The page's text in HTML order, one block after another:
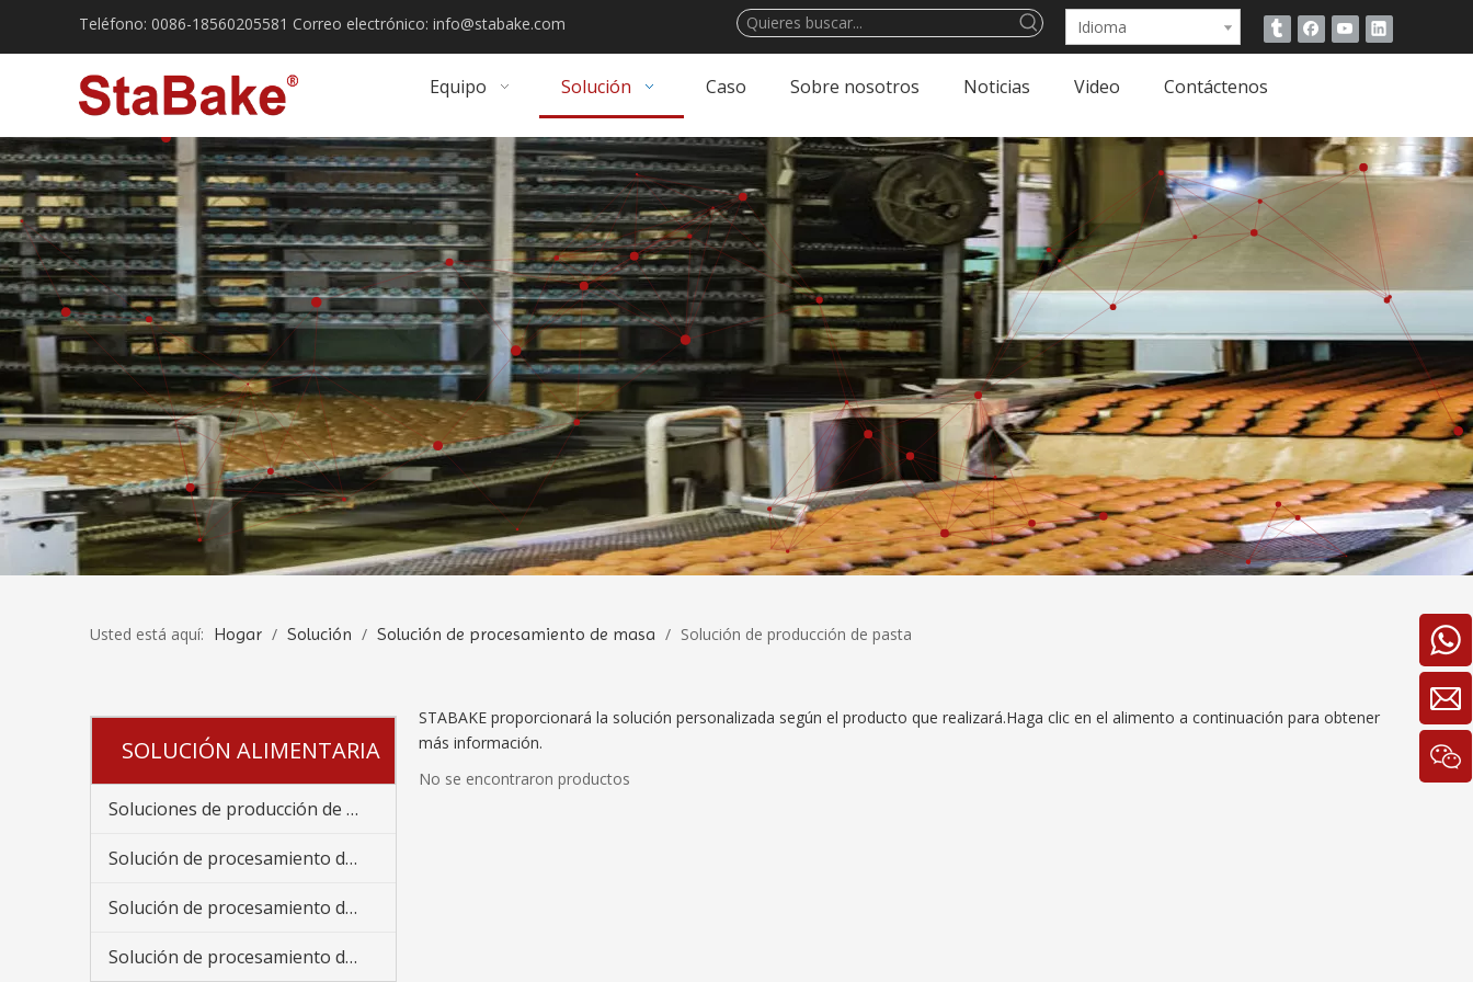
Teléfono: 0086-18560205581 Correo electrónico: info@stabake.com Idioma
Equipo Solución Caso Sobre nosotros Noticias Video Contáctenos
Usted está aquí: Hogar / Solución / Solución de procesamiento de masa / Solución de producción de pasta
SOLUCIÓN ALIMENTARIA
Soluciones de producción de panadería
Solución de procesamiento de frutas y verduras
Solución de procesamiento de refrigerios fritos
Solución de procesamiento de productos cárnicos
STABAKE proporcionará la solución personalizada según el producto que realizará.Haga clic en el alimento a continuación para obtener
más información.
No se encontraron productos